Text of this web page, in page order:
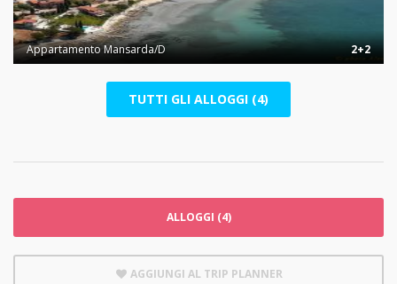
Appartamento Mansarda/D 2+2
TUTTI GLI ALLOGGI (4)
ALLOGGI (4)
AGGIUNGI AL TRIP PLANNER